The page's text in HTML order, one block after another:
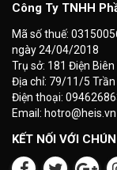
Công Ty TNHH
Mã số thuế:
ngày 24/04/2018
Trụ sở: 181 Điện Biên
Địa chỉ: 79/11/5 Trần
Điện thoại:
Email: hotro@heis.vn
KẾT NỐI VỚI